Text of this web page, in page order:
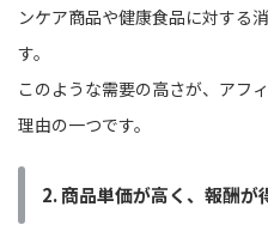
ンケア商品や健康食品に対する
す。
このような需要の高さが、アフ
理由の一つです。
2.商品単価が高く、報酬が